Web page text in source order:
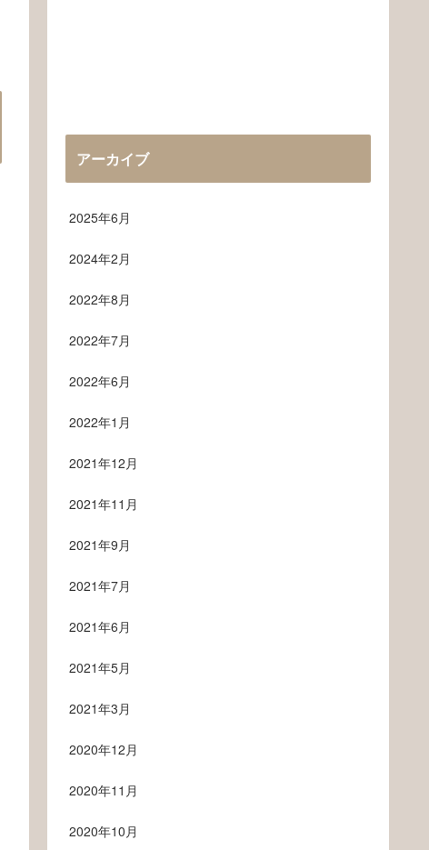
アーカイブ
2025年6月
2024年2月
2022年8月
2022年7月
2022年6月
2022年1月
2021年12月
2021年11月
2021年9月
2021年7月
2021年6月
2021年5月
2021年3月
2020年12月
2020年11月
2020年10月